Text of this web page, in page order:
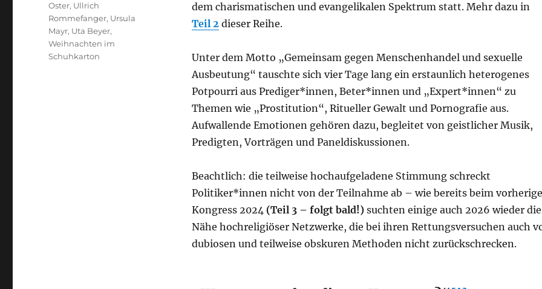
dem charismatischen und evangelikalen Spektrum statt. Mehr dazu in
Teil 2 dieser Reihe.
Unter dem Motto „Gemeinsam gegen Menschenhandel und sexuelle
Ausbeutung“ tauschte sich vier Tage lang ein erstaunlich heterogenes
Potpourri aus Prediger*innen, Beter*innen und „Expert*innen“ zu
Themen wie „Prostitution“, Ritueller Gewalt und Pornografie aus.
Aufwallende Emotionen gehören dazu, begleitet von geistlicher Musik,
Predigten, Vorträgen und Paneldiskussionen.
Beachtlich: die teilweise hochaufgeladene Stimmung schreckt
Politiker*innen nicht von der Teilnahme ab – wie bereits beim
Kongress 2024 (Teil 3 – folgt bald!)suchten einige auch 2026 wieder die
Nähe hochreligiöser Netzwerke, die bei ihren Rettungsversuchen auch
dubiosen und teilweise obskuren Methoden nicht zurückschrecken.
Oster, Ullrich
Rommefanger, Ursula
Mayr, Uta Beyer,
Weihnachten im
Schuhkarton